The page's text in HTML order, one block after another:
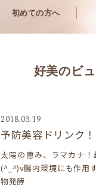
初めての方へ
好美のビ
2018.03.19
予防美容ドリンク！
太陽の恵み、ラマカナ
(^_^)v腸内環境にも作用
物発酵